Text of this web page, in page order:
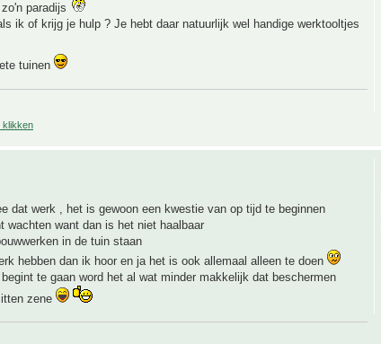
paradijs
ik of krijg je hulp ? Je hebt daar natuurlijk wel handige werktooltjes
tuinen
klikken
dat werk , het is gewoon een kwestie van op tijd te beginnen
want dan is het niet haalbaar
in de tuin staan
hebben dan ik hoor en ja het is ook allemaal alleen te doen
te gaan word het al wat minder makkelijk dat beschermen
zene